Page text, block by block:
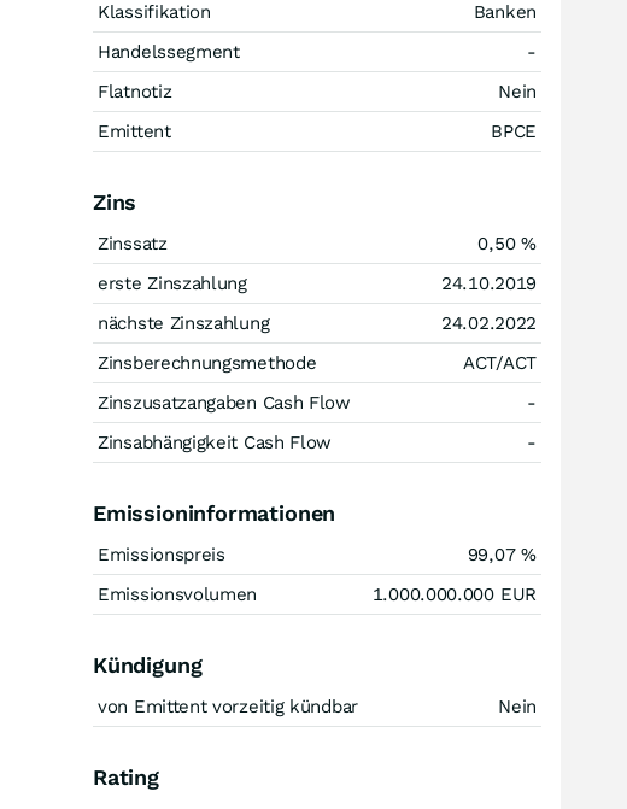
Klassifikation
Banken
Handelssegment
-
Flatnotiz
Nein
Emittent
BPCE
Zins
Zinssatz 0,50 %
erste Zinszahlung
24.10.2019
nächste Zinszahlung
24.02.2022
Zinsberechnungsmethode
ACT/ACT
Zinszusatzangaben Cash Flow
-
Zinsabhängigkeit Cash Flow
-
Emissioninformationen
Emissionspreis 99,07 %
Emissionsvolumen
1.000.000.000 EUR
Kündigung
von Emittent vorzeitig kündbar Nein
Rating